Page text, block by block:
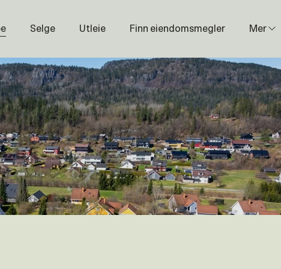
Selge Utleie Finn eiendomsmegler Mer
Næring
Nybygg
Magasin
Om oss
Prisliste
Karriere